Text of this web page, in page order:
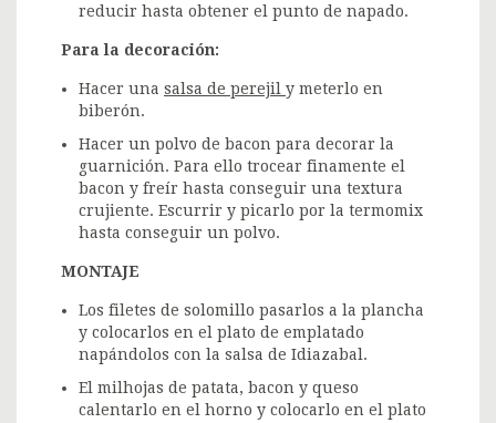
reducir hasta obtener el punto de napado.
Para la decoración:
Hacer una salsa de perejil y meterlo en
biberón.
Hacer un polvo de bacon para decorar la
guarnición. Para ello trocear finamente el
bacon y freír hasta conseguir una textura
crujiente. Escurrir y picarlo por la termomix
hasta conseguir un polvo.
MONTAJE
Los filetes de solomillo pasarlos a la plancha
y colocarlos en el plato de emplatado
napándolos con la salsa de Idiazabal.
El milhojas de patata, bacon y queso
calentarlo en el horno y colocarlo en el plato